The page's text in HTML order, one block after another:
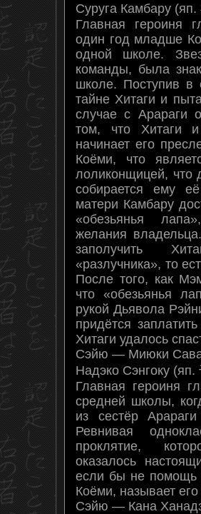
Суруга Камбару
Главная героиня
один год младше
одной школе.
команды, была
школе. Поступив в
тайне Хитаги и
случае с Арараги
том, что Хитаги и
начинает его
Коёми, что
лоликонщицей, что
собирается ему
матери Камбару
«обезьянья
желания
заполучить
«разлучника», то
После того, как
что «обезьянья
рукой Дьявола
придётся
Хитаги удалось
Сэйю — Миюки
Надэко Сэнгоку
Главная героиня
средней школы,
из сестёр
Ревнивая
проклятие,
оказалось
если бы не помощь
Коёми, называет
Сэйю — Кана